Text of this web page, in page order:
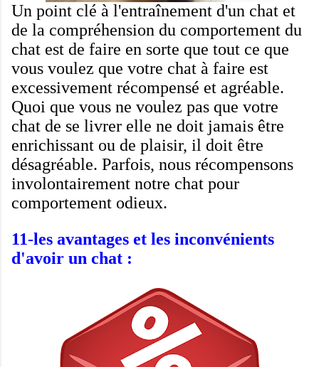
Un point clé à l'entraînement d'un chat et
de la compréhension du comportement du
chat est de faire en sorte que tout ce que
vous voulez que votre chat à faire est
excessivement récompensé et agréable.
Quoi que vous ne voulez pas que votre
chat de se livrer elle ne doit jamais être
enrichissant ou de plaisir, il doit être
désagréable. Parfois, nous récompensons
involontairement notre chat pour
comportement odieux.
11-les avantages et les inconvénients
d'avoir un chat :